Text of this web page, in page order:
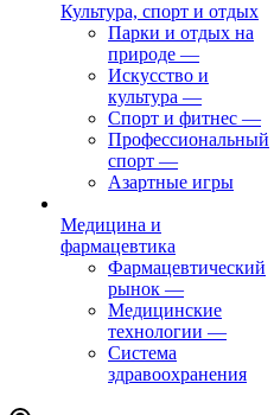
Культура, спорт и отдых
Парки и отдых на
природе —
Искусство и
культура —
Спорт и фитнес —
Профессиональный
спорт —
Азартные игры
Медицина и
фармацевтика
Фармацевтический
рынок —
Медицинские
технологии —
Система
здравоохранения